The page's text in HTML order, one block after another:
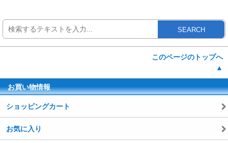
SEARCH
このページのトップへ
▲
お買い物情報
ショッピングカート
お気に入り